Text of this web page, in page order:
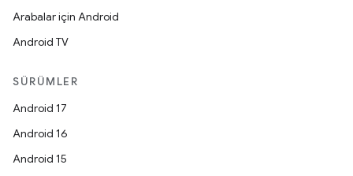
Arabalar için Android
Android TV
SÜRÜMLER
Android 17
Android 16
Android 15